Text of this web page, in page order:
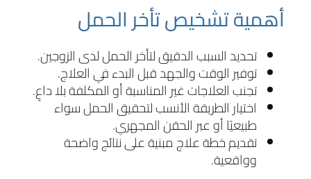
أهمية تشخيص تأخر الحمل
تحديد السبب الدقيق لتأخر الحمل لدى الزوجين.
توفير الوقت والجهد قبل البدء في العلاج.
تجنب العلاجات غير المناسبة أو المكلفة بلا داعٍ.
اختيار الطريقة الأنسب لتحقيق الحمل سواء
طبيعيًا أو عبر الحقن المجهري.
تقديم خطة علاج مبنية على نتائج واضحة
وواقعية.